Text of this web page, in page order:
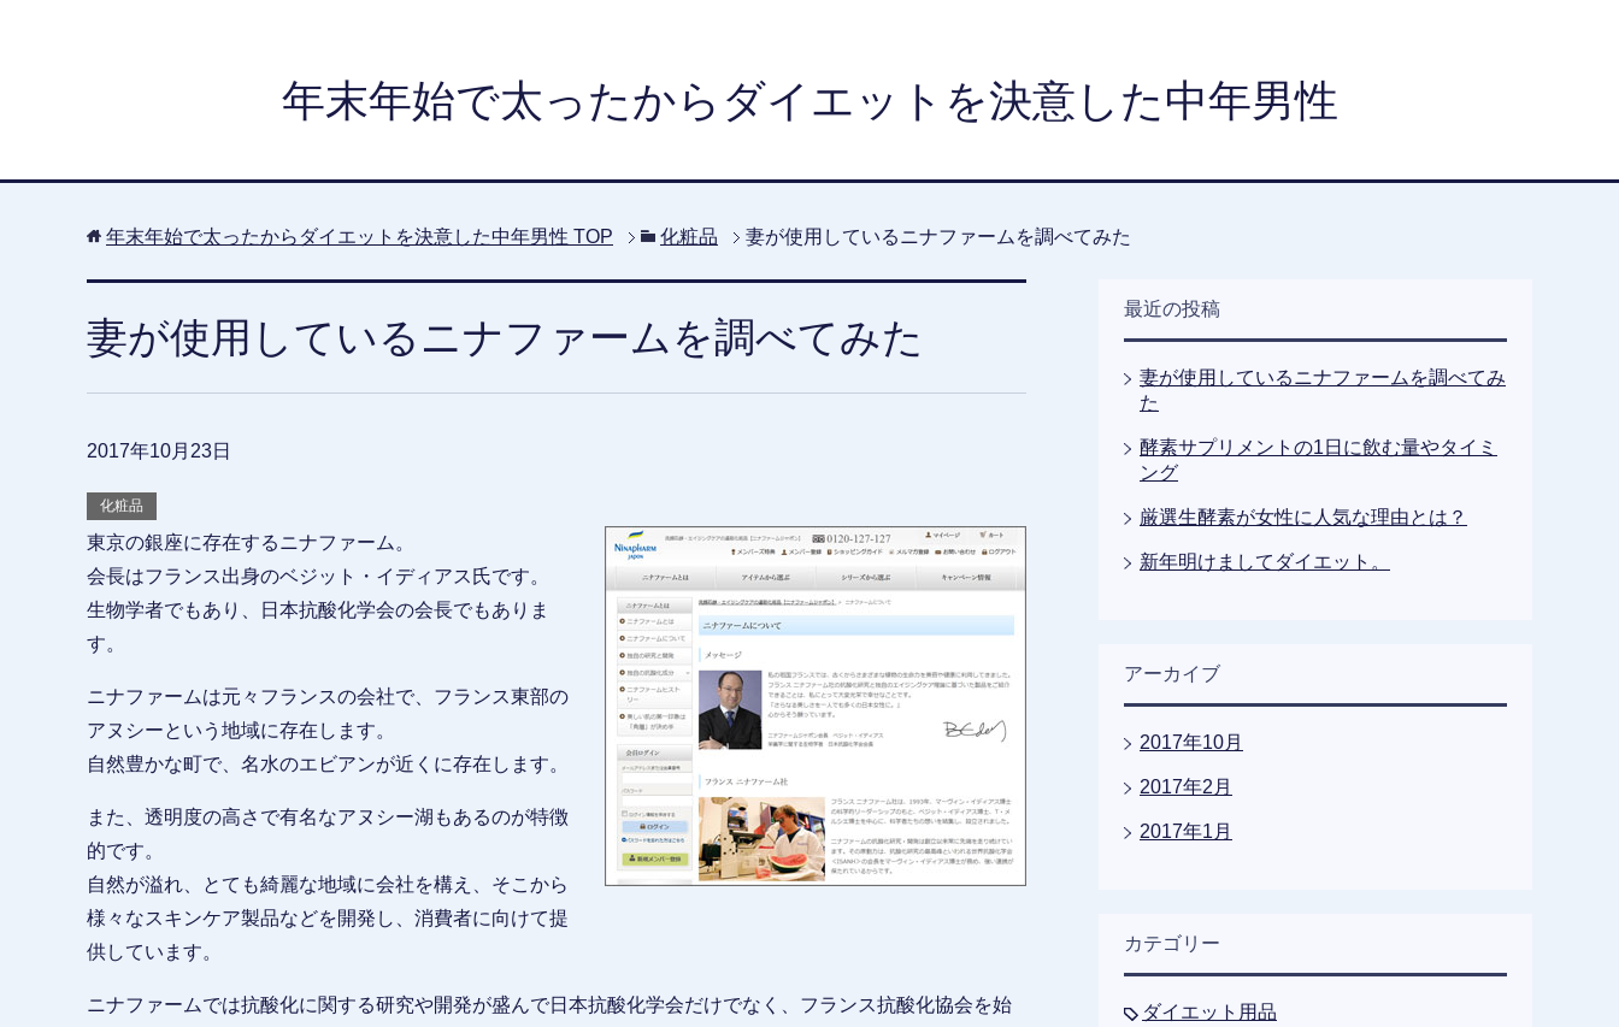
年末年始で太ったからダイエットを決意した中年男性
年末年始で太ったからダイエットを決意した中年男性 TOP 化粧品 妻が使用しているニナファームを調べてみた
妻が使用しているニナファームを調べてみた
2017年10月23日
化粧品
東京の銀座に存在するニナファーム。
会長はフランス出身のベジット・イディアス氏です。
生物学者でもあり、日本抗酸化学会の会長でもありま
す。
ニナファームは元々フランスの会社で、フランス東部の
アヌシーという地域に存在します。
自然豊かな町で、名水のエビアンが近くに存在します。
また、透明度の高さで有名なアヌシー湖もあるのが特徴
的です。
自然が溢れ、とても綺麗な地域に会社を構え、そこから
様々なスキンケア製品などを開発し、消費者に向けて提
供しています。
ニナファームでは抗酸化に関する研究や開発が盛んで日本抗酸化学会だけでなく、フランス抗酸化協会を始
最近の投稿
妻が使用しているニナファームを調べてみ
た
酵素サプリメントの1日に飲む量やタイミ
ング
厳選生酵素が女性に人気な理由とは？
新年明けましてダイエット。
アーカイブ
2017年10月
2017年2月
2017年1月
カテゴリー
ダイエット用品